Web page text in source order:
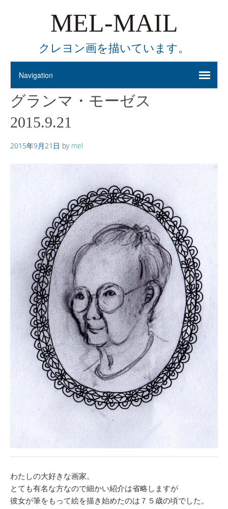
MEL-MAIL
クレヨン画を描いています。
グランマ・モーゼス
2015.9.21
2015年9月21日 by mel
わたしの大好きな画家。
とても有名な方なので細かい紹介は省略しますが
彼女が筆をもって絵を描き始めたのは７５歳の頃でした。